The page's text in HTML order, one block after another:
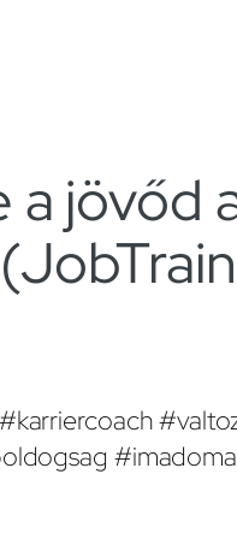
a jövőd